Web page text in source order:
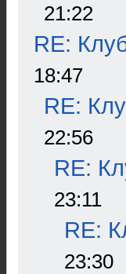
21:22
RE:
18:47
RE:
22:56
RE:
23:11
RE:
23:30